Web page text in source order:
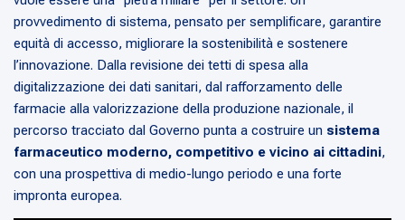
provvedimento di sistema, pensato per semplificare, garantire
equità di accesso, migliorare la sostenibilità e sostenere
l’innovazione. Dalla revisione dei tetti di spesa alla
digitalizzazione dei dati sanitari, dal rafforzamento delle
farmacie alla valorizzazione della produzione nazionale, il
percorso tracciato dal Governo punta a costruire un sistema
farmaceutico moderno, competitivo e vicino ai cittadini,
con una prospettiva di medio-lungo periodo e una forte
impronta europea.